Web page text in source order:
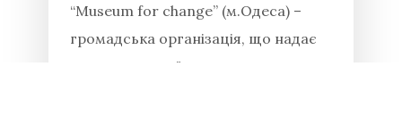
“Museum for change” (м.Одеса) –
громадська організація, що надає
допомогу українським культурним